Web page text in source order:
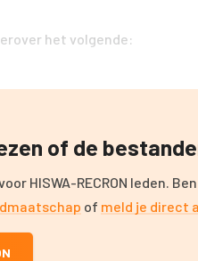
het volgende:
of de
HISWA-RECRON leden.
of meld je direct